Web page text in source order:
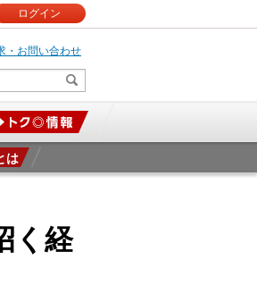
ログイン
・お問い合わせ
は
く経